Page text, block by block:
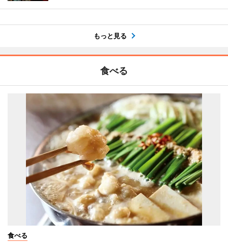
もっと見る
食べる
食べる